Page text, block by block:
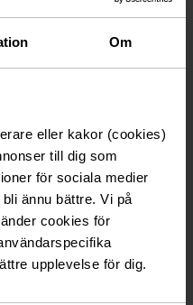
Om
eller kakor (cookies)
till dig som
för sociala medier
ännu bättre. Vi på
cookies för
upplevelse för dig.
Umgås över ett
av Puccini och
av
även andra
aria. Allt detta i
Var med och
och
med oss.
från kl. 18.00 till sent